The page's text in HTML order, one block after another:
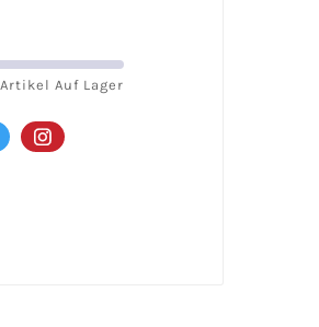
Artikel Auf Lager